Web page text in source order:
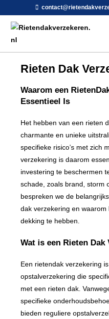
Rieten Dak
Waarom een
Essentieel Is
Het hebben van een rieten
charmante en unieke
specifieke risico’s met zich
verzekering is daarom
investering te beschermen
schade, zoals brand, storm
bespreken we de
dak verzekering en
dekking te hebben.
Wat is een Rieten Dak
Een rietendak verzekering
opstalverzekering die
met een rieten dak.
specifieke
bieden reguliere